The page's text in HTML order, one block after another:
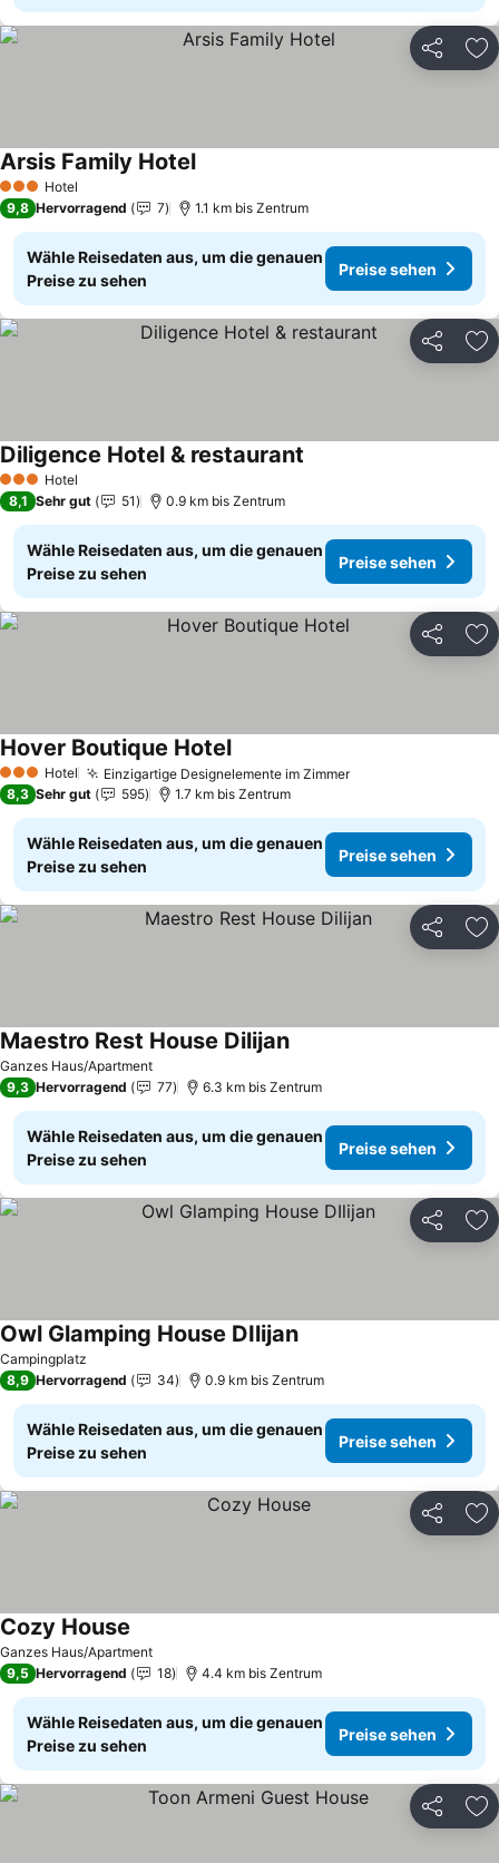
Teilen
3 SterneHotel
Arsis Family HotelPreise sehen
9,8 Hervorragend 7 1.1 km bis Zentrum
Wähle Reisedaten aus, um die genauen
Preise zu sehen
Preise sehen
Teilen
3 SterneHotel
Diligence Hotel & restaurant
8,1 Sehr gut 51 0.9 km bis Zentrum
Wähle Reisedaten aus, um die genauen
Preise zu sehen
Preise sehen
Teilen
3 SterneHotel Einzigartige Designelemente im ZimmerPreise sehen
Hover Boutique HotelPreise sehen
8,3 Sehr gut 595 1.7 km bis Zentrum
Wähle Reisedaten aus, um die genauen
Preise zu sehen
Preise sehen
Teilen
Ganzes Haus/Apartment
Maestro Rest House DilijanPreise sehen
9,3 Hervorragend 77 6.3 km bis Zentrum
Wähle Reisedaten aus, um die genauen
Preise zu sehen
Preise sehen
Teilen
Campingplatz
Owl Glamping House DIlijanPreise sehen
8,9 Hervorragend 34 0.9 km bis Zentrum
Wähle Reisedaten aus, um die genauen
Preise zu sehen
Preise sehen
Teilen
Ganzes Haus/Apartment
Cozy House
9,5 Hervorragend 18 4.4 km bis Zentrum
Wähle Reisedaten aus, um die genauen
Preise zu sehen
Preise sehen
Teilen